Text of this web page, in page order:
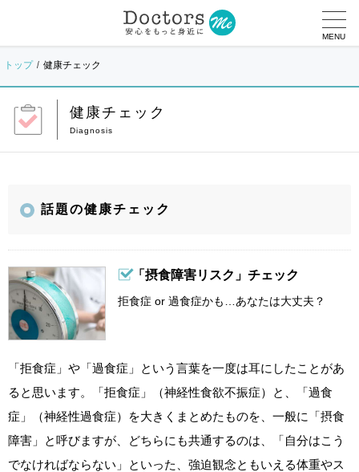
MENU
トップ 健康チェック
健康チェック
話題の健康チェック
「摂食障害リスク」チェック
拒食症 or 過食症かも…あなたは大丈夫？
「拒食症」や「過食症」という言葉を一度は耳にしたことがあ
ると思います。「拒食症」（神経性食欲不振症）と、「過食
症」（神経性過食症）を大きくまとめたものを、一般に「摂食
障害」と呼びますが、どちらにも共通するのは、「自分はこう
でなければならない」といった、強迫観念ともいえる体重やス